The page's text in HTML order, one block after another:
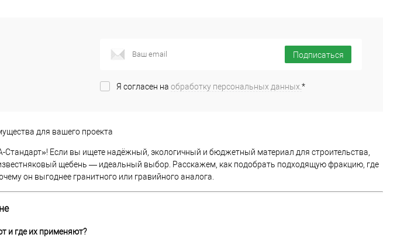
Подписаться
Я согласен на обработку персональных данных. *
для вашего проекта
Стандарт»! Если вы ищете надёжный, экологичный и бюджетный материал для строительства,
щебень — идеальный выбор. Расскажем, как подобрать подходящую фракцию, где
он выгоднее гранитного или гравийного аналога.
и где их применяют?